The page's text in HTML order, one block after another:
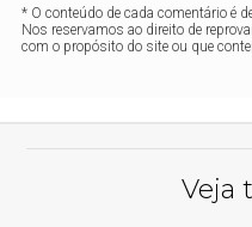
* O conteúdo de cada comentário é
Nos reservamos ao direito de
com o propósito do site ou que
Veja